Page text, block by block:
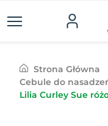
Strona Główna
Cebule do
Lilia Curley Sue